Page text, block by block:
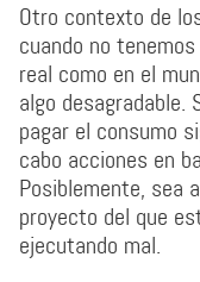
Otro contexto de
cuando no
real como en el
algo desagradable.
pagar el consumo
cabo acciones en
Posiblemente, sea
proyecto del que
ejecutando mal.